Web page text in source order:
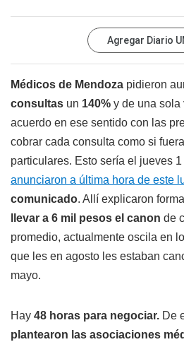
Agregar Diario
Médicos de Mendoza pidieron
consultas un 140% y de una sola
acuerdo en ese sentido con las
cobrar cada consulta como si
particulares. Esto sería el jueves
anunciaron a última hora de este
comunicado. Allí explicaron
llevar a 6 mil pesos el canon de
promedio, actualmente oscila en
que les en agosto les estaban
mayo.
Hay 48 horas para negociar. De
plantearon las asociaciones